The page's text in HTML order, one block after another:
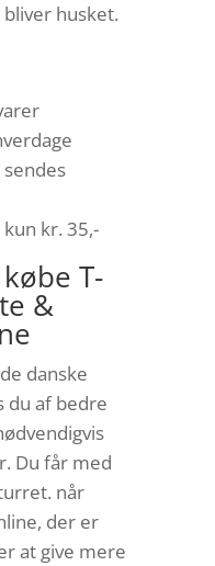
husket.
kr. 35,-
T-
&
danske
du af bedre
Du får med
når
der er
at give mere